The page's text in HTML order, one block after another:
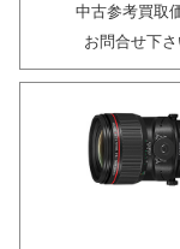
中古参考買取
お問合せ下